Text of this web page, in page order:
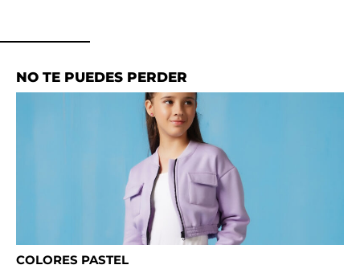
NO TE PUEDES PERDER
COLORES PASTEL